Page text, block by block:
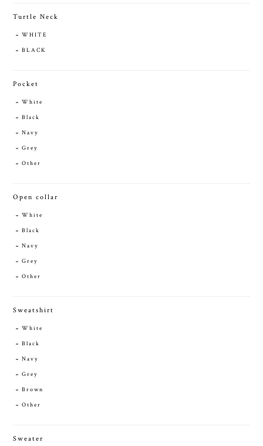
Turtle Neck
WHITE
BLACK
Pocket
White
Black
Navy
Grey
Other
Open collar
White
Black
Navy
Grey
Other
Sweatshirt
White
Black
Navy
Grey
Brown
Other
Sweater